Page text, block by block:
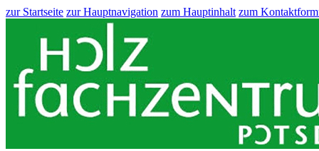
zur Startseite zur Hauptnavigation zum Hauptinhalt zum